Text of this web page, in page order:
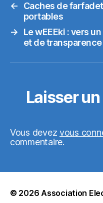
←
Caches de
portables
→
Le wEEEki : vers
et de transparence
Laisser
Vous devezvous
commentaire.
© 2026Association